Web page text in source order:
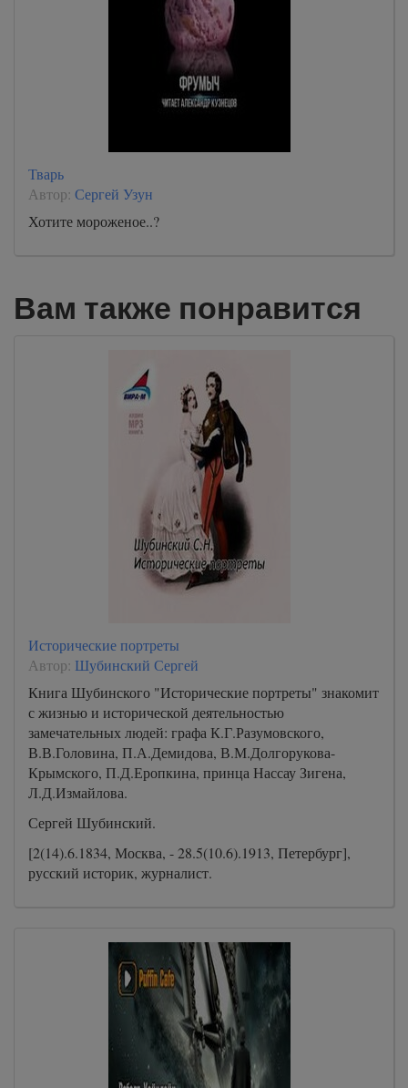
Тварь
Автор: Сергей Узун
Хотите мороженое..?
Вам также понравится
Исторические портреты
Автор: Шубинский Сергей
Книга Шубинского "Исторические портреты" знакомит
с жизнью и исторической деятельностью
замечательных людей: графа К.Г.Разумовского,
В.В.Головина, П.А.Демидова, В.М.Долгорукова-
Крымского, П.Д.Еропкина, принца Нассау Зигена,
Л.Д.Измайлова.
Сергей Шубинский.
[2(14).6.1834, Москва, - 28.5(10.6).1913, Петербург],
русский историк, журналист.